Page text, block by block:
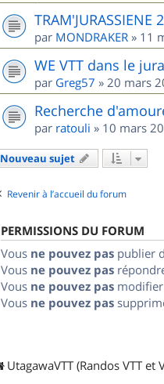
TRAM'JURASSIENE
par MONDRAKER » 11
WE VTT dans le
par Greg57 » 20 mars
Recherche
par ratouli » 10 mars
Nouveau sujet
Revenir à l’accueil du forum
PERMISSIONS DU FORUM
Vous ne pouvez pas publier
Vous ne pouvez pas
Vous ne pouvez pas
Vous ne pouvez pas
UtagawaVTT (Randos VTT et